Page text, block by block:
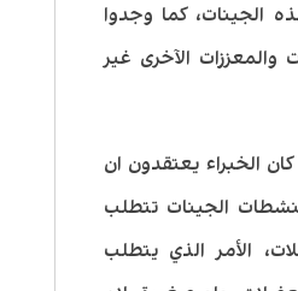
الجينات، كما وجدوا
والمعززات الآخرى غير
الخبراء يعتقدون ان
الجينات تتطلب
الأمر الذي يتطلب